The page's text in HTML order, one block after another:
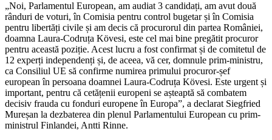
„Noi, Parlamentul European, am audiat 3 candidați, am avut două
rânduri de voturi, în Comisia pentru control bugetar și în Comisia
pentru libertăți civile și am decis că procurorul din partea României,
doamna Laura-Codruța Kövesi, este cel mai bine pregătit procuror
pentru această poziție. Acest lucru a fost confirmat și de comitetul de
12 experți independenți și, de aceea, vă cer, domnule prim-ministru,
ca Consiliul UE să confirme numirea primului procuror-șef
european în persoana doamnei Laura-Codruța Kövesi. Este urgent și
important, pentru că cetățenii europeni se așteaptă să combatem
decisiv frauda cu fonduri europene în Europa”, a declarat Siegfried
Mureșan la dezbaterea din plenul Parlamentului European cu prim-
ministrul Finlandei, Antti Rinne.